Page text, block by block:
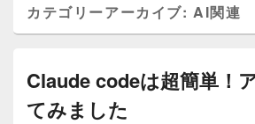
カテゴリーアーカイブ:AI関連
Claude codeは超簡単！
てみました